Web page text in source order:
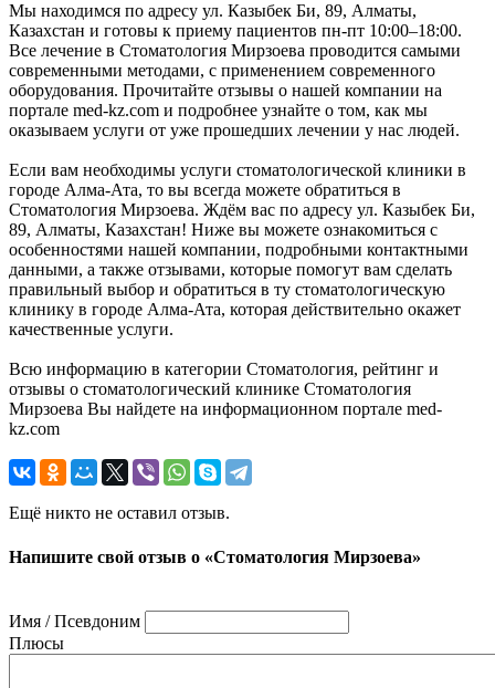
Мы находимся по адресу ул. Казыбек Би, 89, Алматы,
Казахстан и готовы к приему пациентов пн-пт 10:00–18:00.
Все лечение в Стоматология Мирзоева проводится самыми
современными методами, с применением современного
оборудования. Прочитайте отзывы о нашей компании на
портале med-kz.com и подробнее узнайте о том, как мы
оказываем услуги от уже прошедших лечении у нас людей.
Если вам необходимы услуги стоматологической клиники в
городе Алма-Ата, то вы всегда можете обратиться в
Стоматология Мирзоева. Ждём вас по адресу ул. Казыбек Би,
89, Алматы, Казахстан! Ниже вы можете ознакомиться с
особенностями нашей компании, подробными контактными
данными, а также отзывами, которые помогут вам сделать
правильный выбор и обратиться в ту стоматологическую
клинику в городе Алма-Ата, которая действительно окажет
качественные услуги.
Всю информацию в категории Стоматология, рейтинг и
отзывы о стоматологический клинике Стоматология
Мирзоева Вы найдете на информационном портале med-
kz.com
Ещё никто не оставил отзыв.
Напишите свой отзыв о «Стоматология Мирзоева»
Имя / Псевдоним
Плюсы